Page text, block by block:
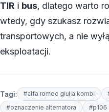
TIR i bus, dlatego warto
wtedy, gdy szukasz
transportowych, a nie
eksploatacji.
Tagi: #alfa romeo giulia kombi
#oznaczenie alternatora
#p106